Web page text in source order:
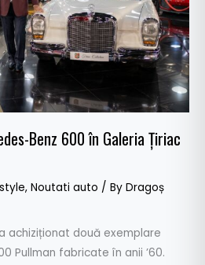
Benz 600 în Galeria Țiriac
, Noutati auto / By Dragoș
achiziționat două exemplare
Pullman fabricate în anii ’60.